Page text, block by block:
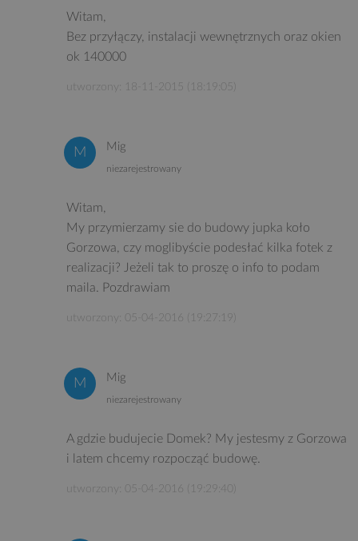
Witam,
Bez przyłączy, instalacji wewnętrznych oraz okien
ok 140000
utworzony: 18-11-2015 (18:19:05)
Mig
niezarejestrowany
Witam,
My przymierzamy sie do budowy jupka koło
Gorzowa, czy moglibyście podesłać kilka fotek z
realizacji? Jeżeli tak to proszę o info to podam
maila. Pozdrawiam
utworzony: 05-04-2016 (19:27:19)
Mig
niezarejestrowany
A gdzie budujecie Domek? My jestesmy z Gorzowa
i latem chcemy rozpocząć budowę.
utworzony: 05-04-2016 (19:29:40)